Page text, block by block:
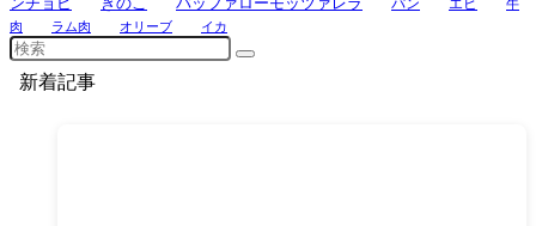
牛
肉
ラム肉 オリーブ イカ
新着記事